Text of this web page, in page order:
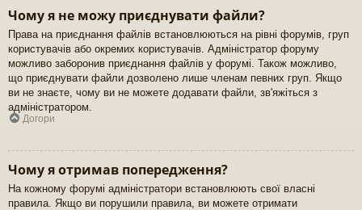
Чому я не можу приєднувати файли?
Права на приєднання файлів встановлюються на рівні форумів, груп
користувачів або окремих користувачів. Адміністратор форуму
можливо заборонив приєднання файлів у форумі. Також можливо,
що приєднувати файли дозволено лише членам певних груп. Якщо
ви не знаєте, чому ви не можете додавати файли, зв'яжіться з
адміністратором.
Догори
Чому я отримав попередження?
На кожному форумі адміністратори встановлюють свої власні
правила. Якщо ви порушили правила, ви можете отримати